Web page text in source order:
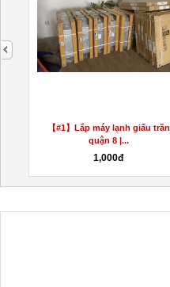
【#1】Lắp máy lạnh giấu trần
quận 8 |...
1,000đ
next